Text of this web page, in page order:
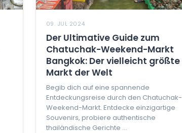
09. JUL 2024
Der Ultimative Guide zum
Chatuchak-Weekend-Markt
Bangkok: Der vielleicht größte
Markt der Welt
Begib dich auf eine spannende
Entdeckungsreise durch den Chatuchak-
Weekend-Markt. Entdecke einzigartige
Souvenirs, probiere authentische
thailändische Gerichte ...